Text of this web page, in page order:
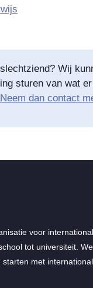
Wij
sturen van wat
Neem dan contact
voor
tot universiteit.
met